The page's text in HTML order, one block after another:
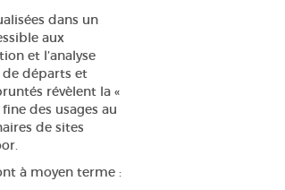
dans un
aux
et l’analyse
départs et
révèlent la «
des usages au
de sites
à moyen terme :